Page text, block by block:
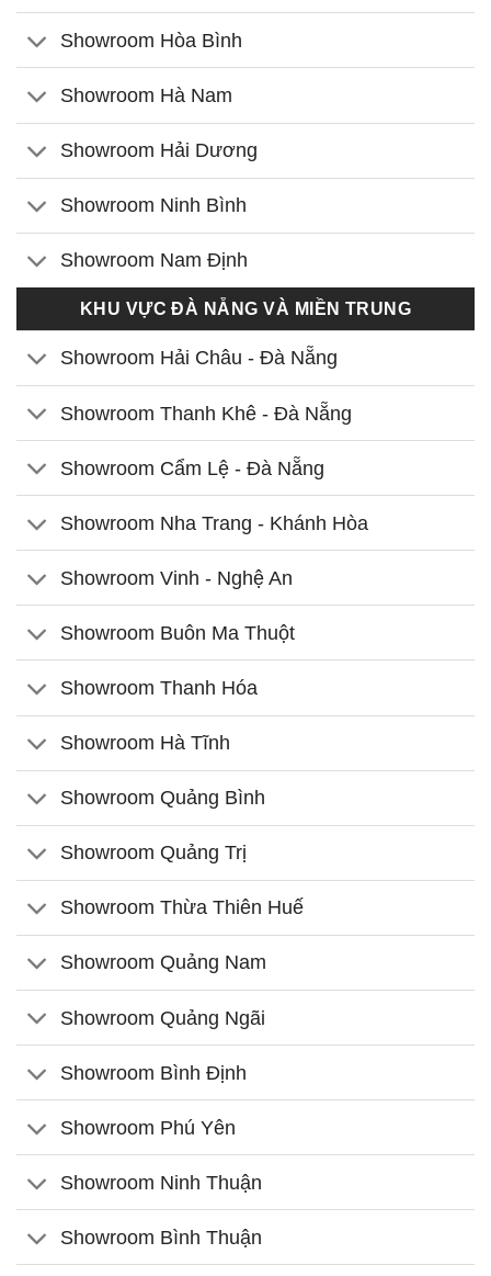
Showroom Hòa Bình
Showroom Hà Nam
Showroom Hải Dương
Showroom Ninh Bình
Showroom Nam Định
KHU VỰC ĐÀ NẴNG VÀ MIỀN TRUNG
Showroom Hải Châu - Đà Nẵng
Showroom Thanh Khê - Đà Nẵng
Showroom Cẩm Lệ - Đà Nẵng
Showroom Nha Trang - Khánh Hòa
Showroom Vinh - Nghệ An
Showroom Buôn Ma Thuột
Showroom Thanh Hóa
Showroom Hà Tĩnh
Showroom Quảng Bình
Showroom Quảng Trị
Showroom Thừa Thiên Huế
Showroom Quảng Nam
Showroom Quảng Ngãi
Showroom Bình Định
Showroom Phú Yên
Showroom Ninh Thuận
Showroom Bình Thuận